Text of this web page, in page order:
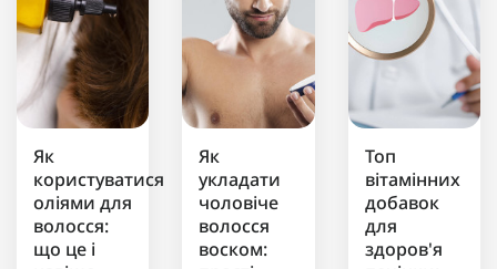
Як
користуватися
оліями для
волосся:
що це і
Як
укладати
чоловіче
волосся
воском:
Топ
вітамінних
добавок
для
здоров'я